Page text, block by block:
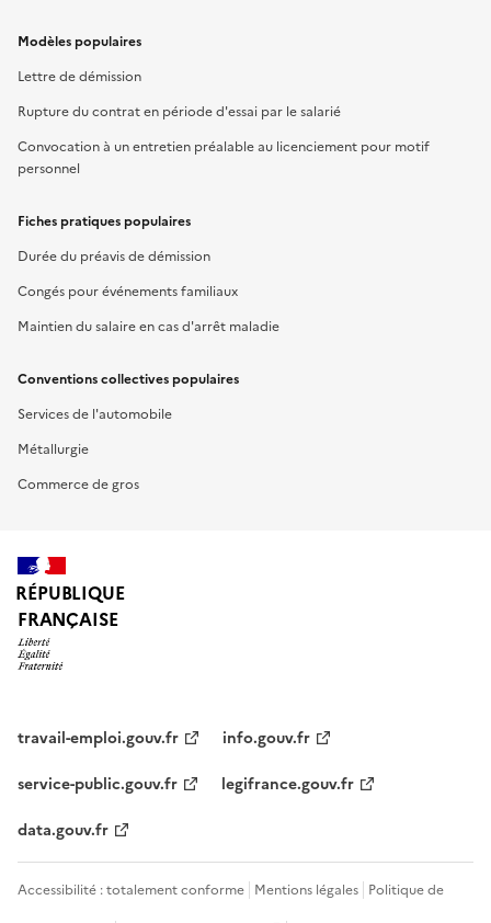
Modèles populaires
Lettre de démission
Rupture du contrat en période d'essai par le salarié
Convocation à un entretien préalable au licenciement pour motif
personnel
Fiches pratiques populaires
Durée du préavis de démission
Congés pour événements familiaux
Maintien du salaire en cas d'arrêt maladie
Conventions collectives populaires
Services de l'automobile
Métallurgie
Commerce de gros
RÉPUBLIQUE
FRANÇAISE
travail-emploi.gouv.fr
info.gouv.fr
service-public.gouv.fr
legifrance.gouv.fr
data.gouv.fr
Accessibilité : totalement conforme Mentions légales Politique de